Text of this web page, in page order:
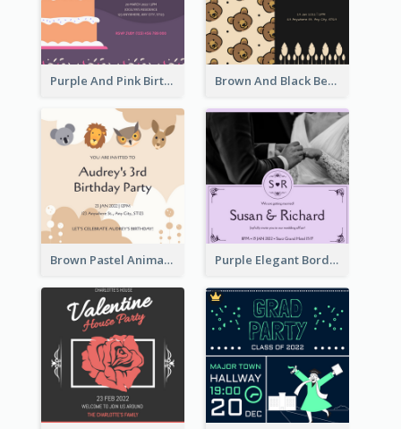
Purple And Pink Birthday Cake Illustration Party Invitation Brown And Black Bear Cartoon Baby Shower Invitation
Brown Pastel Animals Cartoon Baby Birthday Invitation Purple Elegant Border With Photo Wedding Invitation